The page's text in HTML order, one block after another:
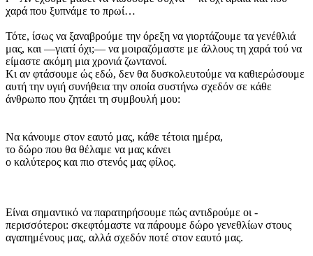
χαρά που ξυπνάμε το πρωί…
Τότε, ίσως να ξαναβρούμε την όρεξη να γιορτάζουμε τα γενέθλιά
μας, και —γιατί όχι;— να μοιραζόμαστε με άλλους τη χαρά τού να
είμαστε ακόμη μια χρονιά ζωντανοί.
Κι αν φτάσουμε ώς εδώ, δεν θα δυσκολευτούμε να καθιερώσουμε
αυτή την υγιή συνήθεια την οποία συστήνω σχεδόν σε κάθε
άνθρωπο που ζητάει τη συμβουλή μου:
Να κάνουμε στον εαυτό μας, κάθε τέτοια ημέρα,
το δώρο που θα θέλαμε να μας κάνει
ο καλύτερος και πιο στενός μας φίλος.
Είναι σημαντικό να παρατηρήσουμε πώς αντιδρούμε οι ­
περισσότεροι: σκεφτόμαστε να πάρουμε δώρο γενεθλίων στους
αγαπημένους μας, αλλά σχεδόν ποτέ στον εαυτό μας.